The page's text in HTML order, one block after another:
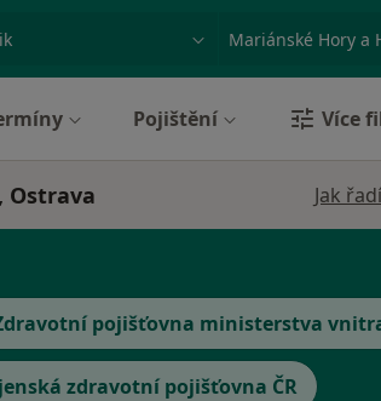
Město nebo
Pojištění Více
Ostrava Jak
pojišťovna ministerstva
zdravotní pojišťovna ČR